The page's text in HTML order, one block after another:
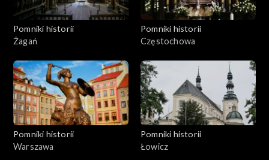
Pomniki historii
Żagań
Pomniki historii
Częstochowa
Pomniki historii
Warszawa
Pomniki historii
Łowicz